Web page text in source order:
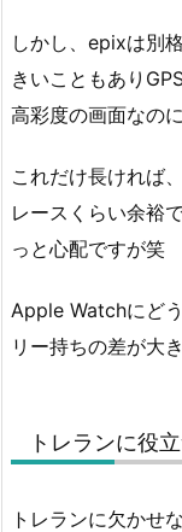
しかし、epixは別
きいこともあり
高彩度の画面なのに
これだけ長ければ
レースくらい余裕
っと心配ですが笑
Apple Watchにど
リー持ちの差が大
トレランに役
トレランに欠かせ